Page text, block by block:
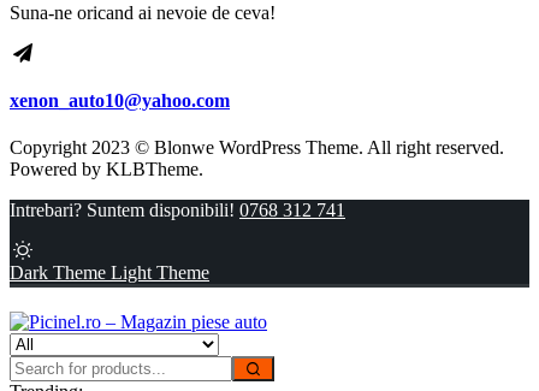
Suna-ne oricand ai nevoie de ceva!
xenon_auto10@yahoo.com
Copyright 2023 © Blonwe WordPress Theme. All right reserved.
Powered by KLBTheme.
Intrebari? Suntem disponibili! 0768 312 741
Dark Theme Light Theme